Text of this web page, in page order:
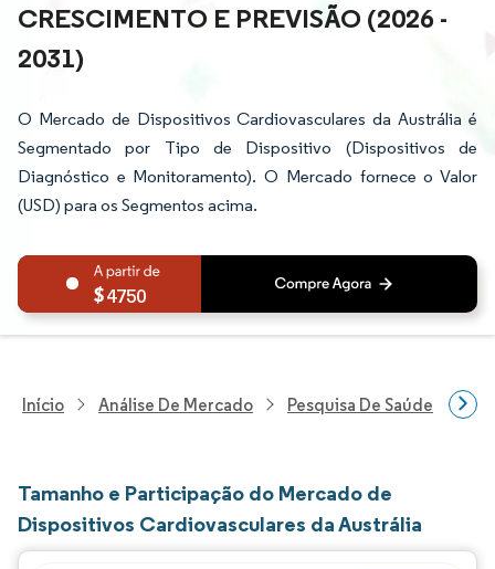
CRESCIMENTO E PREVISÃO (2026 -
2031)
O Mercado de Dispositivos Cardiovasculares da Austrália é
Segmentado por Tipo de Dispositivo (Dispositivos de
Diagnóstico e Monitoramento). O Mercado fornece o Valor
(USD) para os Segmentos acima.
4750
Início Análise De Mercado Pesquisa De Saúde
Tamanho e Participação do Mercado de
Dispositivos Cardiovasculares da Austrália